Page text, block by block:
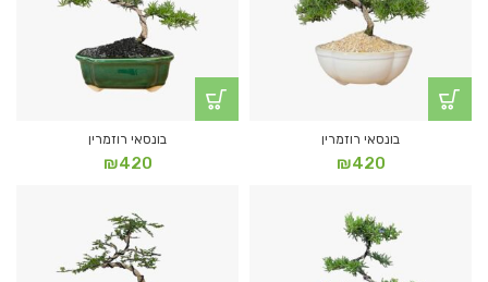
בונסאי רוזמרין
₪420
בונסאי רוזמרין
₪420